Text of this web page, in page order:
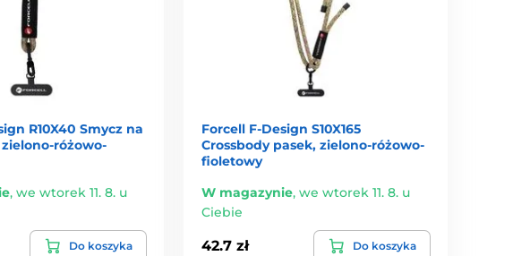
R10X40 Smycz na
różowo-
, we wtorek 11. 8. u
Do koszyka
Forcell F-Design S10X165
Crossbody pasek, zielono-różowo-
fioletowy
W magazynie,we wtorek 11. 8. u
Ciebie
42.7 zł Do koszyka